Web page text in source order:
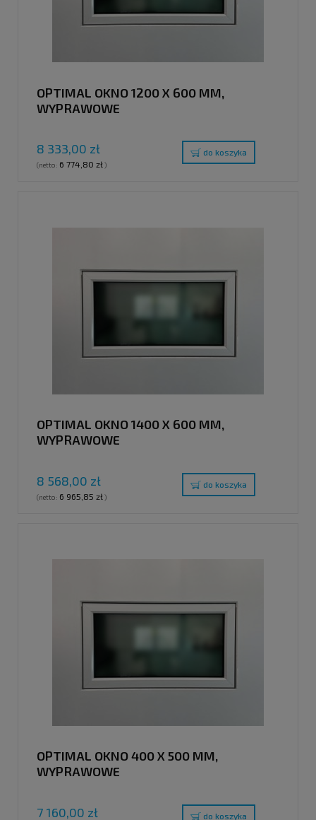
OPTIMAL OKNO 1200 X 600 MM,
WYPRAWOWE
8 333,00 zł
(netto: 6 774,80 zł)
do koszyka
OPTIMAL OKNO 1400 X 600 MM,
WYPRAWOWE
8 568,00 zł
(netto: 6 965,85 zł)
do koszyka
OPTIMAL OKNO 400 X 500 MM,
WYPRAWOWE
7 160,00 zł do koszyka